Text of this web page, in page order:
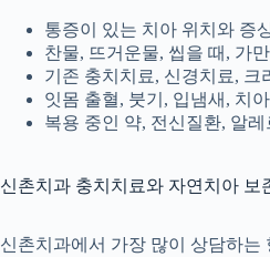
통증이 있는 치아 위치와 증
찬물, 뜨거운물, 씹을 때, 가
기존 충치치료, 신경치료, 크
잇몸 출혈, 붓기, 입냄새, 치
복용 중인 약, 전신질환, 알
신촌치과 충치치료와 자연치아 보
신촌치과에서 가장 많이 상담하는